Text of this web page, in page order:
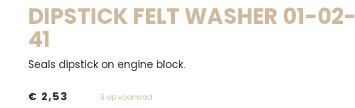
DIPSTICK FELT WASHER 01-02-
41
Seals dipstick on engine block.
9 op voorraad
€ 2,53